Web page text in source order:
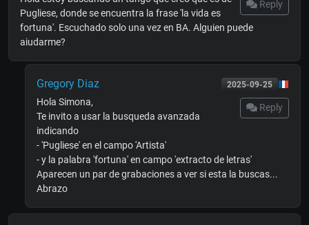
Reply
Pugliese, donde se encuentra la frase 'la vida es
fortuna'. Escuchado solo una vez en BA. Alguien puede
aiudarme?
2025-09-25
Gregory Diaz
Reply
Hola Simona,
Te invito a usar la busqueda avanzada
indicando
- 'Pugliese' en el campo 'Artista'
- y la palabra 'fortuna' en campo 'extracto de letras'
Aparecen un par de grabaciones a ver si esta la buscas...
Abrazo